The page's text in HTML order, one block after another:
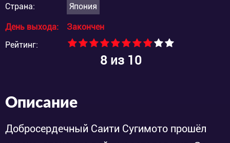
Страна:
Япония
День выхода:
Закончен
Рейтинг:
8из 10
Описание
Добросердечный Саити Сугимото прошёл